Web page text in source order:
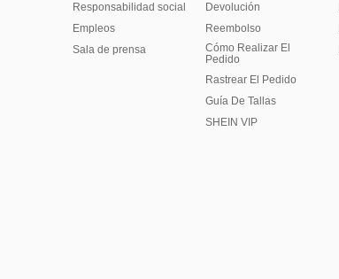
Responsabilidad social
Empleos
Sala de prensa
Devolución
Reembolso
Cómo Realizar El
Pedido
Rastrear El Pedido
Guía De Tallas
SHEIN VIP